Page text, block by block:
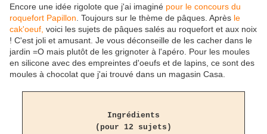
Encore une idée rigolote que j'ai imaginé pour le concours du
roquefort Papillon . Toujours sur le thème de pâques. Après le
cak'oeuf, voici les sujets de pâques salés au roquefort et aux noix
! C'est joli et amusant. Je vous déconseille de les cacher dans le
jardin =O mais plutôt de les grignoter à l'apéro. Pour les moules
en silicone avec des empreintes d'oeufs et de lapins, ce sont des
moules à chocolat que j'ai trouvé dans un magasin Casa.
Ingrédients
(pour 12 sujets)